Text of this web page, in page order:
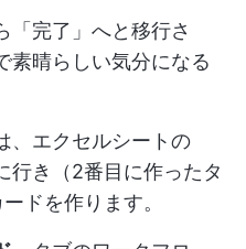
「完了」へと移行さ
素晴らしい気分になる
、エクセルシートの
行き（2番目に作ったタ
ドを作ります。